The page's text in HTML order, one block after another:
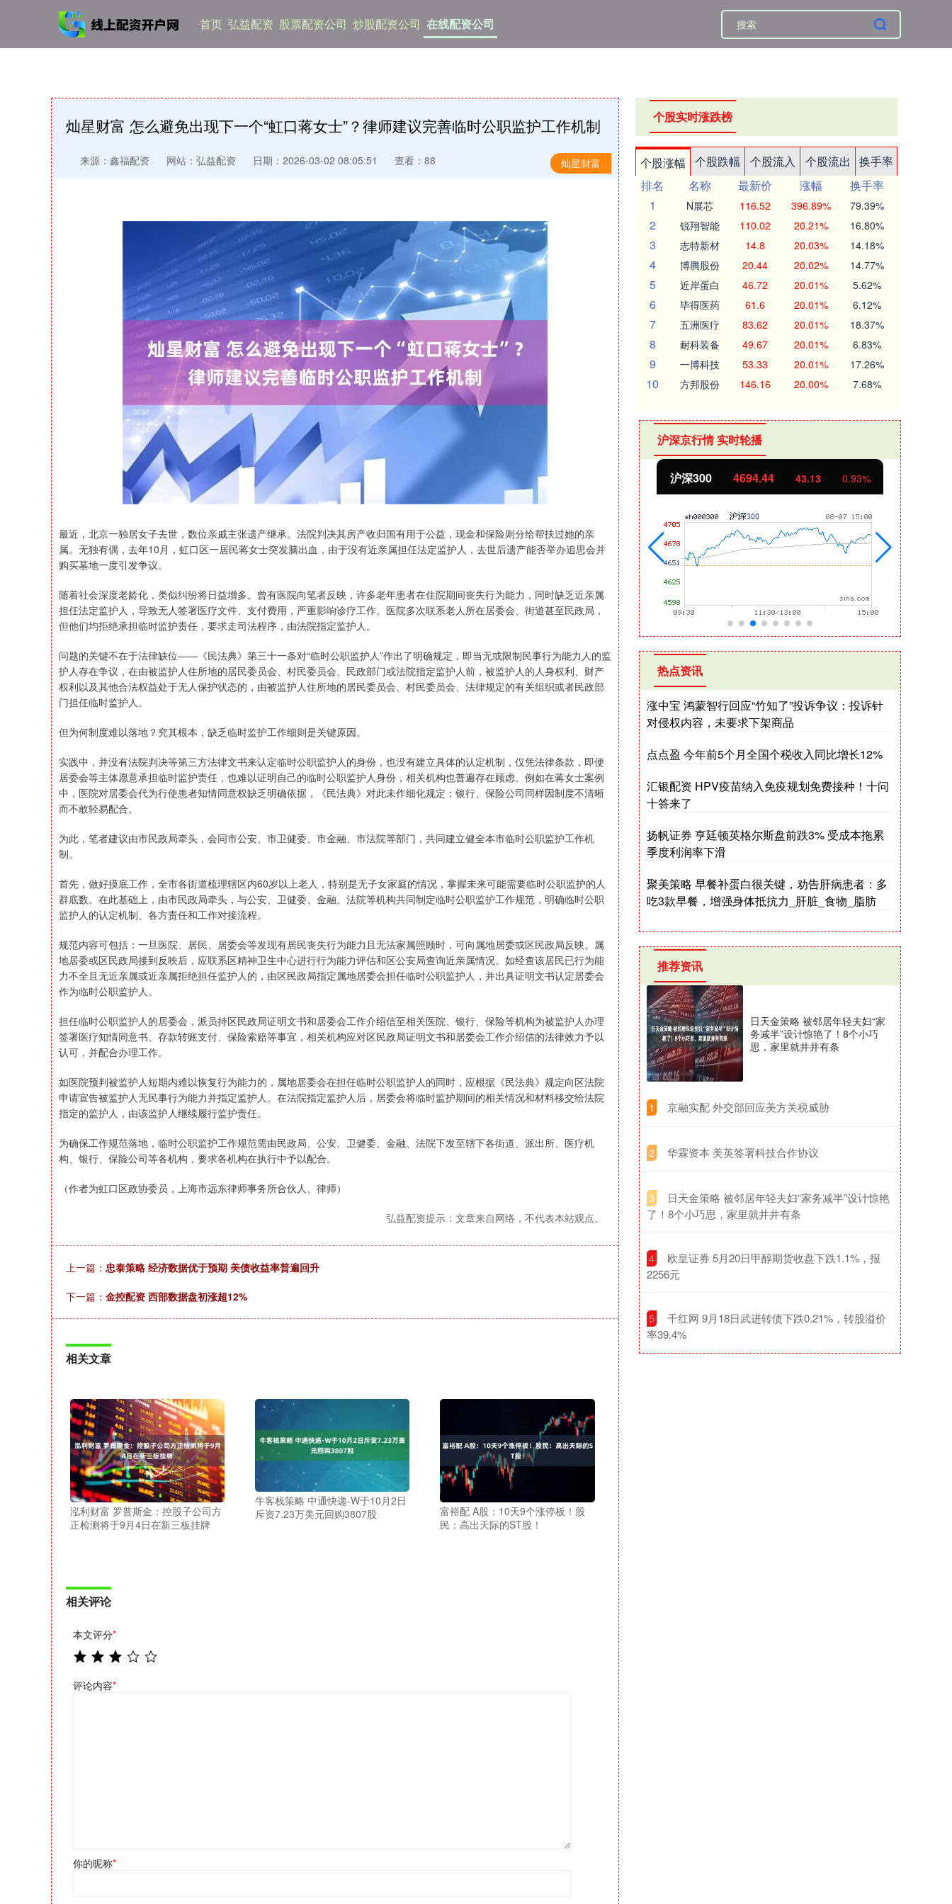
首页 弘益配资 股票配资公司 炒股配资公司 在线配资公司
灿星财富 怎么避免出现下一个“虹口蒋女士”？律师建议完善临时公职监护工作机制
灿星财富
来源：鑫福配资 网站：弘益配资 日期：2026-03-02 08:05:51 查看：88
最近，北京一独居女子去世，数位亲戚主张遗产继承。法院判决其房产收归国有用于公益，现金和保险则分给帮扶过她的亲
属。无独有偶，去年10月，虹口区一居民蒋女士突发脑出血，由于没有近亲属担任法定监护人，去世后遗产能否举办追思会并
购买墓地一度引发争议。
随着社会深度老龄化，类似纠纷将日益增多。曾有医院向笔者反映，许多老年患者在住院期间丧失行为能力，同时缺乏近亲属
担任法定监护人，导致无人签署医疗文件、支付费用，严重影响诊疗工作。医院多次联系老人所在居委会、街道甚至民政局，
但他们均拒绝承担临时监护责任，要求走司法程序，由法院指定监护人。
问题的关键不在于法律缺位——《民法典》第三十一条对“临时公职监护人”作出了明确规定，即当无或限制民事行为能力人的监
护人存在争议，在由被监护人住所地的居民委员会、村民委员会、民政部门或法院指定监护人前，被监护人的人身权利、财产
权利以及其他合法权益处于无人保护状态的，由被监护人住所地的居民委员会、村民委员会、法律规定的有关组织或者民政部
门担任临时监护人。
但为何制度难以落地？究其根本，缺乏临时监护工作细则是关键原因。
实践中，并没有法院判决等第三方法律文书来认定临时公职监护人的身份，也没有建立具体的认定机制，仅凭法律条款，即便
居委会等主体愿意承担临时监护责任，也难以证明自己的临时公职监护人身份，相关机构也普遍存在顾虑。例如在蒋女士案例
中，医院对居委会代为行使患者知情同意权缺乏明确依据，《民法典》对此未作细化规定；银行、保险公司同样因制度不清晰
而不敢轻易配合。
为此，笔者建议由市民政局牵头，会同市公安、市卫健委、市金融、市法院等部门，共同建立健全本市临时公职监护工作机
制。
首先，做好摸底工作，全市各街道梳理辖区内60岁以上老人，特别是无子女家庭的情况，掌握未来可能需要临时公职监护的人
群底数。在此基础上，由市民政局牵头，与公安、卫健委、金融、法院等机构共同制定临时公职监护工作规范，明确临时公职
监护人的认定机制、各方责任和工作对接流程。
规范内容可包括：一旦医院、居民、居委会等发现有居民丧失行为能力且无法家属照顾时，可向属地居委或区民政局反映。属
地居委或区民政局接到反映后，应联系区精神卫生中心进行行为能力评估和区公安局查询近亲属情况。如经查该居民已行为能
力不全且无近亲属或近亲属拒绝担任监护人的，由区民政局指定属地居委会担任临时公职监护人，并出具证明文书认定居委会
作为临时公职监护人。
担任临时公职监护人的居委会，派员持区民政局证明文书和居委会工作介绍信至相关医院、银行、保险等机构为被监护人办理
签署医疗知情同意书、存款转账支付、保险索赔等事宜，相关机构应对区民政局证明文书和居委会工作介绍信的法律效力予以
认可，并配合办理工作。
如医院预判被监护人短期内难以恢复行为能力的，属地居委会在担任临时公职监护人的同时，应根据《民法典》规定向区法院
申请宣告被监护人无民事行为能力并指定监护人。在法院指定监护人后，居委会将临时监护期间的相关情况和材料移交给法院
指定的监护人，由该监护人继续履行监护责任。
为确保工作规范落地，临时公职监护工作规范需由民政局、公安、卫健委、金融、法院下发至辖下各街道、派出所、医疗机
构、银行、保险公司等各机构，要求各机构在执行中予以配合。
（作者为虹口区政协委员，上海市远东律师事务所合伙人、律师）
弘益配资提示：文章来自网络，不代表本站观点。
上一篇： 忠泰策略 经济数据优于预期 美债收益率普遍回升
下一篇： 金控配资 西部数据盘初涨超12%
相关文章
泓利财富 罗普斯金：控股子公司方
正检测将于9月4日在新三板挂牌
牛客栈策略 中通快递-W于10月2日
斥资7.23万美元回购3807股
富裕配 A股：10天9个涨停板！股
民：高出天际的ST股！
相关评论
本文评分*
评论内容*
你的昵称*
个股实时涨跌榜
个股涨幅 个股跌幅 个股流入 个股流出
换手率
排名
名称 最新价 涨幅
换手率
1
N展芯 116.52 396.89% 79.39%
2 锐翔智能 110.02 20.21% 16.80%
3 志特新材 14.8 20.03% 14.18%
4 博腾股份 20.44 20.02% 14.77%
5 近岸蛋白 46.72 20.01% 5.62%
6 毕得医药 61.6 20.01% 6.12%
7 五洲医疗 83.62 20.01% 18.37%
8 耐科装备 49.67 20.01% 6.83%
9 一博科技 53.33 20.01% 17.26%
10 方邦股份 146.16 20.00% 7.68%
沪深京行情 实时轮播
深证成指 14311.01 200.89 1.42% 沪深300 4694.44 43.13 北证50 1134.24 11.37 1.01%
热点资讯
涨中宝 鸿蒙智行回应“竹知了”投诉争议：投诉针
对侵权内容，未要求下架商品
点点盈 今年前5个月全国个税收入同比增长12%
汇银配资 HPV疫苗纳入免疫规划免费接种！十问
十答来了
扬帆证券 亨廷顿英格尔斯盘前跌3% 受成本拖累
季度利润率下滑
聚美策略 早餐补蛋白很关键，劝告肝病患者：多
吃3款早餐，增强身体抵抗力_肝脏_食物_脂肪
推荐资讯
日天金策略 被邻居年轻夫妇“家
务减半”设计惊艳了！8个小巧
思，家里就井井有条
1 ​京融实配 外交部回应美方关税威胁
2 ​华霖资本 美英签署科技合作协议
3
​日天金策略 被邻居年轻夫妇“家务减半”设计惊艳
了！8个小巧思，家里就井井有条
4
​欧皇证券 5月20日甲醇期货收盘下跌1.1%，报
2256元
5
​千红网 9月18日武进转债下跌0.21%，转股溢价
率39.4%